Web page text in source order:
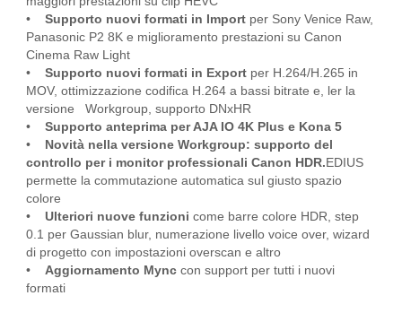
• Supporto nuovi formati in Importper Sony Venice Raw,
Panasonic P2 8K e miglioramento prestazioni su Canon
Cinema Raw Light
• Supporto nuovi formati in Exportper H.264/H.265 in
MOV, ottimizzazione codifica H.264 a bassi bitrate e, ler la
versione Workgroup, supporto DNxHR
• Supporto anteprima per AJA IO 4K Plus e Kona 5
•
Novità nella versione Workgroup: supporto del
controllo per i monitor professionali Canon HDR. EDIUS
permette la commutazione automatica sul giusto spazio
colore
• Ulteriori nuove funzioni come barre colore HDR, step
0.1 per Gaussian blur, numerazione livello voice over, wizard
di progetto con impostazioni overscan e altro
• Aggiornamento Mynccon support per tutti i nuovi
formati